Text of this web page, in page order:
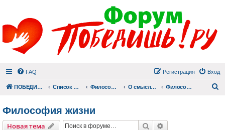
FAQ Вход
Регистрация
ПОБЕДИШЬ.РУ Список форумов Философский раздел О смысле смерти и смысле жизни Философия жизни
Философия жизни
Новая тема Поиск